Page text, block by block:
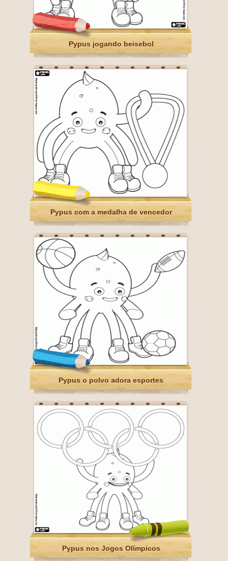
Pypus jogando beisebol
Pypus com a medalha de vencedor
Pypus o polvo adora esportes
Pypus nos Jogos Olímpicos